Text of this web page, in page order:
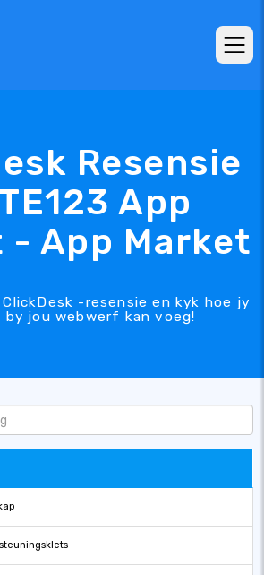
Resensie
App
- App Market
-resensie en kyk hoe jy
by jou webwerf kan voeg!